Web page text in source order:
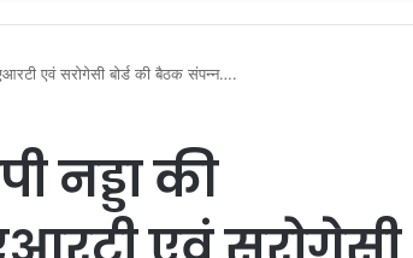
एवं सरोगेसी बोर्ड की बैठक संपन्न….
नड्डा की